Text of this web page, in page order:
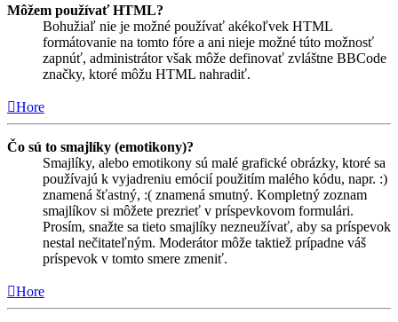
Môžem používať HTML?
Bohužiaľ nie je možné používať akékoľvek HTML
formátovanie na tomto fóre a ani nieje možné túto možnosť
zapnúť, administrátor však môže definovať zvláštne BBCode
značky, ktoré môžu HTML nahradiť.
Hore
Čo sú to smajlíky (emotikony)?
Smajlíky, alebo emotikony sú malé grafické obrázky, ktoré sa
používajú k vyjadreniu emócií použitím malého kódu, napr. :)
znamená šťastný, :( znamená smutný. Kompletný zoznam
smajlíkov si môžete prezrieť v príspevkovom formulári.
Prosím, snažte sa tieto smajlíky nezneužívať, aby sa príspevok
nestal nečitateľným. Moderátor môže taktiež prípadne váš
príspevok v tomto smere zmeniť.
Hore